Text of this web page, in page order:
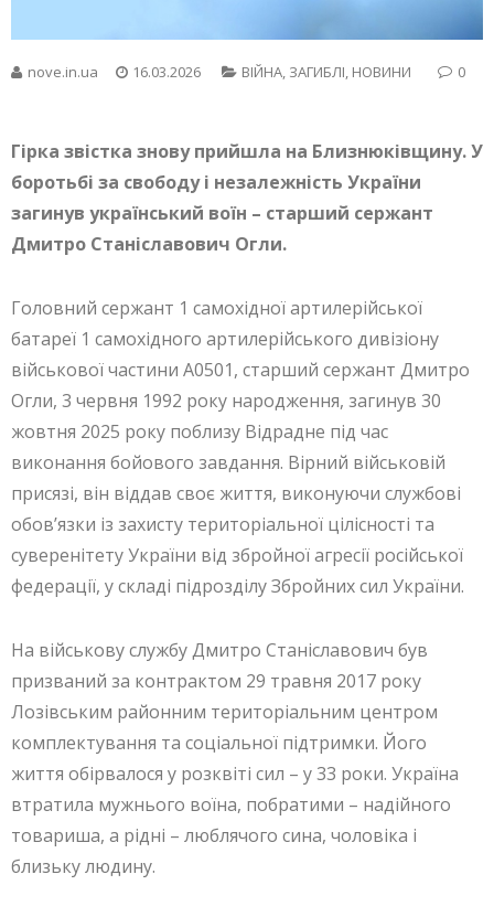
nove.in.ua 16.03.2026 ВІЙНА, ЗАГИБЛІ, НОВИНИ 0
Гірка звістка знову прийшла на Близнюківщину. У
боротьбі за свободу і незалежність України
загинув український воїн – старший сержант
Дмитро Станіславович Огли.
Головний сержант 1 самохідної артилерійської
батареї 1 самохідного артилерійського дивізіону
військової частини А0501, старший сержант Дмитро
Огли, 3 червня 1992 року народження, загинув 30
жовтня 2025 року поблизу Відрадне під час
виконання бойового завдання. Вірний військовій
присязі, він віддав своє життя, виконуючи службові
обов’язки із захисту територіальної цілісності та
суверенітету України від збройної агресії російської
федерації, у складі підрозділу Збройних сил України.
На військову службу Дмитро Станіславович був
призваний за контрактом 29 травня 2017 року
Лозівським районним територіальним центром
комплектування та соціальної підтримки. Його
життя обірвалося у розквіті сил – у 33 роки. Україна
втратила мужнього воїна, побратими – надійного
товариша, а рідні – люблячого сина, чоловіка і
близьку людину.